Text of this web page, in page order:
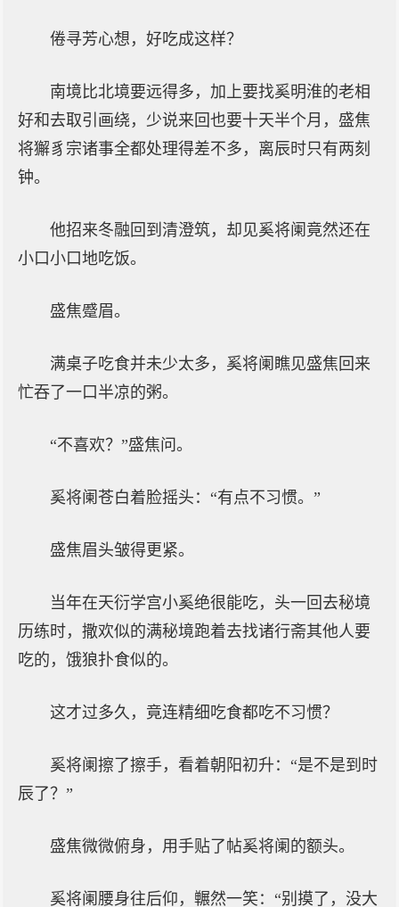
倦寻芳心想，好吃成这样？
南境比北境要远得多，加上要找奚明淮的老相
好和去取引画绕，少说来回也要十天半个月，盛焦
将獬豸宗诸事全都处理得差不多，离辰时只有两刻
钟。
他招来冬融回到清澄筑，却见奚将阑竟然还在
小口小口地吃饭。
盛焦蹙眉。
满桌子吃食并未少太多，奚将阑瞧见盛焦回来
忙吞了一口半凉的粥。
“不喜欢？”盛焦问。
奚将阑苍白着脸摇头：“有点不习惯。”
盛焦眉头皱得更紧。
当年在天衍学宫小奚绝很能吃，头一回去秘境
历练时，撒欢似的满秘境跑着去找诸行斋其他人要
吃的，饿狼扑食似的。
这才过多久，竟连精细吃食都吃不习惯？
奚将阑擦了擦手，看着朝阳初升：“是不是到时
辰了？”
盛焦微微俯身，用手贴了帖奚将阑的额头。
奚将阑腰身往后仰，冁然一笑：“别摸了，没大